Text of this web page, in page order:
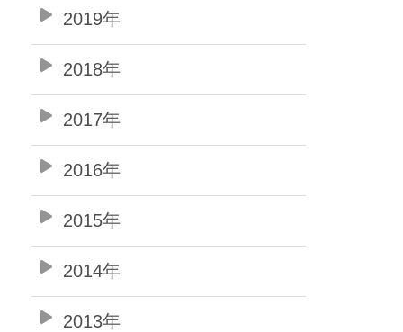
2019年
2018年
2017年
2016年
2015年
2014年
2013年